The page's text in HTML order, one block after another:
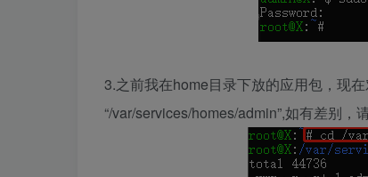
3.之前我在home目录下放的应用包，现
“/var/services/homes/admin”,如有差别